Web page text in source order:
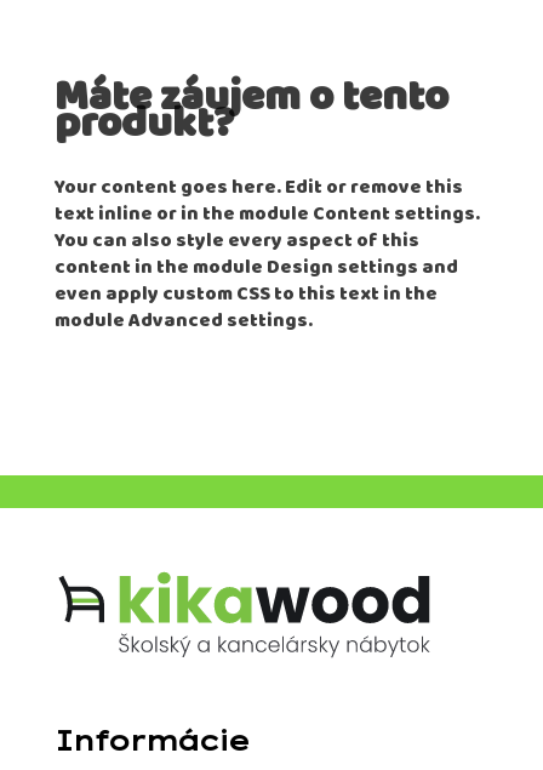
Máte záujem o tento
produkt?
Your content goes here. Edit or remove this
text inline or in the module Content settings.
You can also style every aspect of this
content in the module Design settings and
even apply custom CSS to this text in the
module Advanced settings.
Informácie